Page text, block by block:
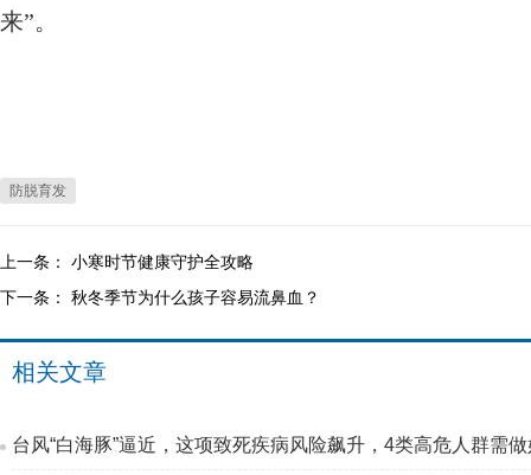
来”。
防脱育发
上一条： 小寒时节健康守护全攻略
下一条： 秋冬季节为什么孩子容易流鼻血？
相关文章
台风“白海豚”逼近，这项致死疾病风险飙升，4类高危人群需